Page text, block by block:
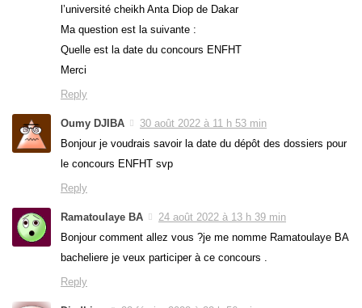
l’université cheikh Anta Diop de Dakar
Ma question est la suivante :
Quelle est la date du concours ENFHT
Merci
Reply
Oumy DJIBA
30 août 2022 à 11 h 53 min
Bonjour je voudrais savoir la date du dépôt des dossiers pour
le concours ENFHT svp
Reply
Ramatoulaye BA
24 août 2022 à 13 h 39 min
Bonjour comment allez vous ?je me nomme Ramatoulaye BA
bacheliere je veux participer à ce concours .
Reply